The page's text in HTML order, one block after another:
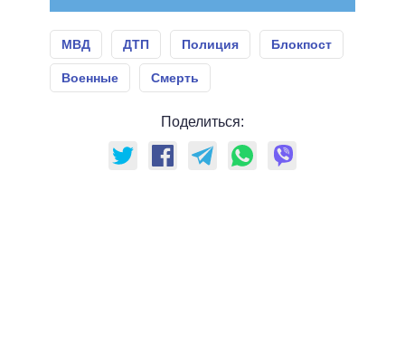
МВД ДТП Полиция Блокпост
Военные Смерть
Поделиться: